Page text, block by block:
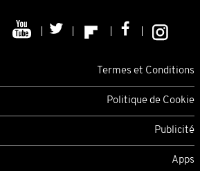
Termes et Conditions
Politique de Cookie
Publicité
Apps